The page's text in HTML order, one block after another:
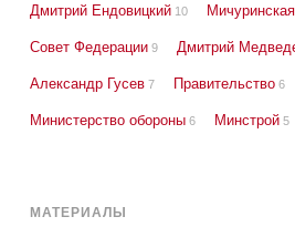
Дмитрий Ендовицкий 10
Совет Федерации 9 Дмитрий
Александр Гусев 7 Правительство 6
Министерство обороны 6 Минстрой 5
МАТЕРИАЛЫ